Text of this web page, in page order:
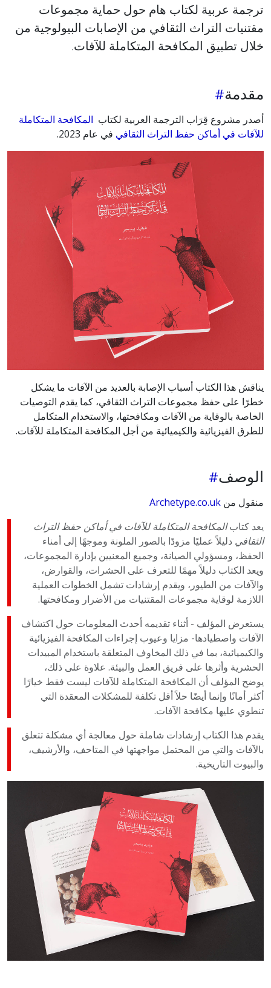
ترجمة عربية لكتاب هام حول حماية مجموعات
مقتنيات التراث الثقافي من الإصابات البيولوجية من
خلال تطبيق المكافحة المتكاملة للآفات.
مقدمة
أصدر مشروع قِرَاب الترجمة العربية لكتاب المكافحة المتكاملة
للآفات في أماكن حفظ التراث الثقافي في عام 2023.
يناقش هذا الكتاب أسباب الإصابة بالعديد من الآفات ما يشكل
خطرًا على حفظ مجموعات التراث الثقافي، كما يقدم التوصيات
الخاصة بالوقاية من الآفات ومكافحتها، والاستخدام المتكامل
للطرق الفيزيائية والكيميائية من أجل المكافحة المتكاملة للآفات.
الوصف
منقول من Archetype.co.uk
يعد كتابالمكافحة المتكاملة للآفات في أماكن حفظ التراث
الثقافي دليلاً عمليًا مزودًا بالصور الملونة وموجهًا إلى أمناء
الحفظ، ومسؤولي الصيانة، وجميع المعنيين بإدارة المجموعات،
ويعد الكتاب دليلاً مهمًا للتعرف على الحشرات، والقوارض،
والآفات من الطيور، ويقدم إرشادات تشمل الخطوات العملية
اللازمة لوقاية مجموعات المقتنيات من الأضرار ومكافحتها.
يستعرض المؤلف - أثناء تقديمه أحدث المعلومات حول اكتشاف
الآفات واصطيادها- مزايا وعيوب إجراءات المكافحة الفيزيائية
والكيميائية، بما في ذلك المخاوف المتعلقة باستخدام المبيدات
الحشرية وأثرها على فريق العمل والبيئة. علاوة على ذلك،
يوضح المؤلف أن المكافحة المتكاملة للآفات ليست فقط خيارًا
أكثر أمانًا وإنما أيضًا حلاً أقل تكلفة للمشكلات المعقدة التي
تنطوي عليها مكافحة الآفات.
يقدم هذا الكتاب إرشادات شاملة حول معالجة أي مشكلة تتعلق
بالآفات والتي من المحتمل مواجهتها في المتاحف، والأرشيف،
والبيوت التاريخية.